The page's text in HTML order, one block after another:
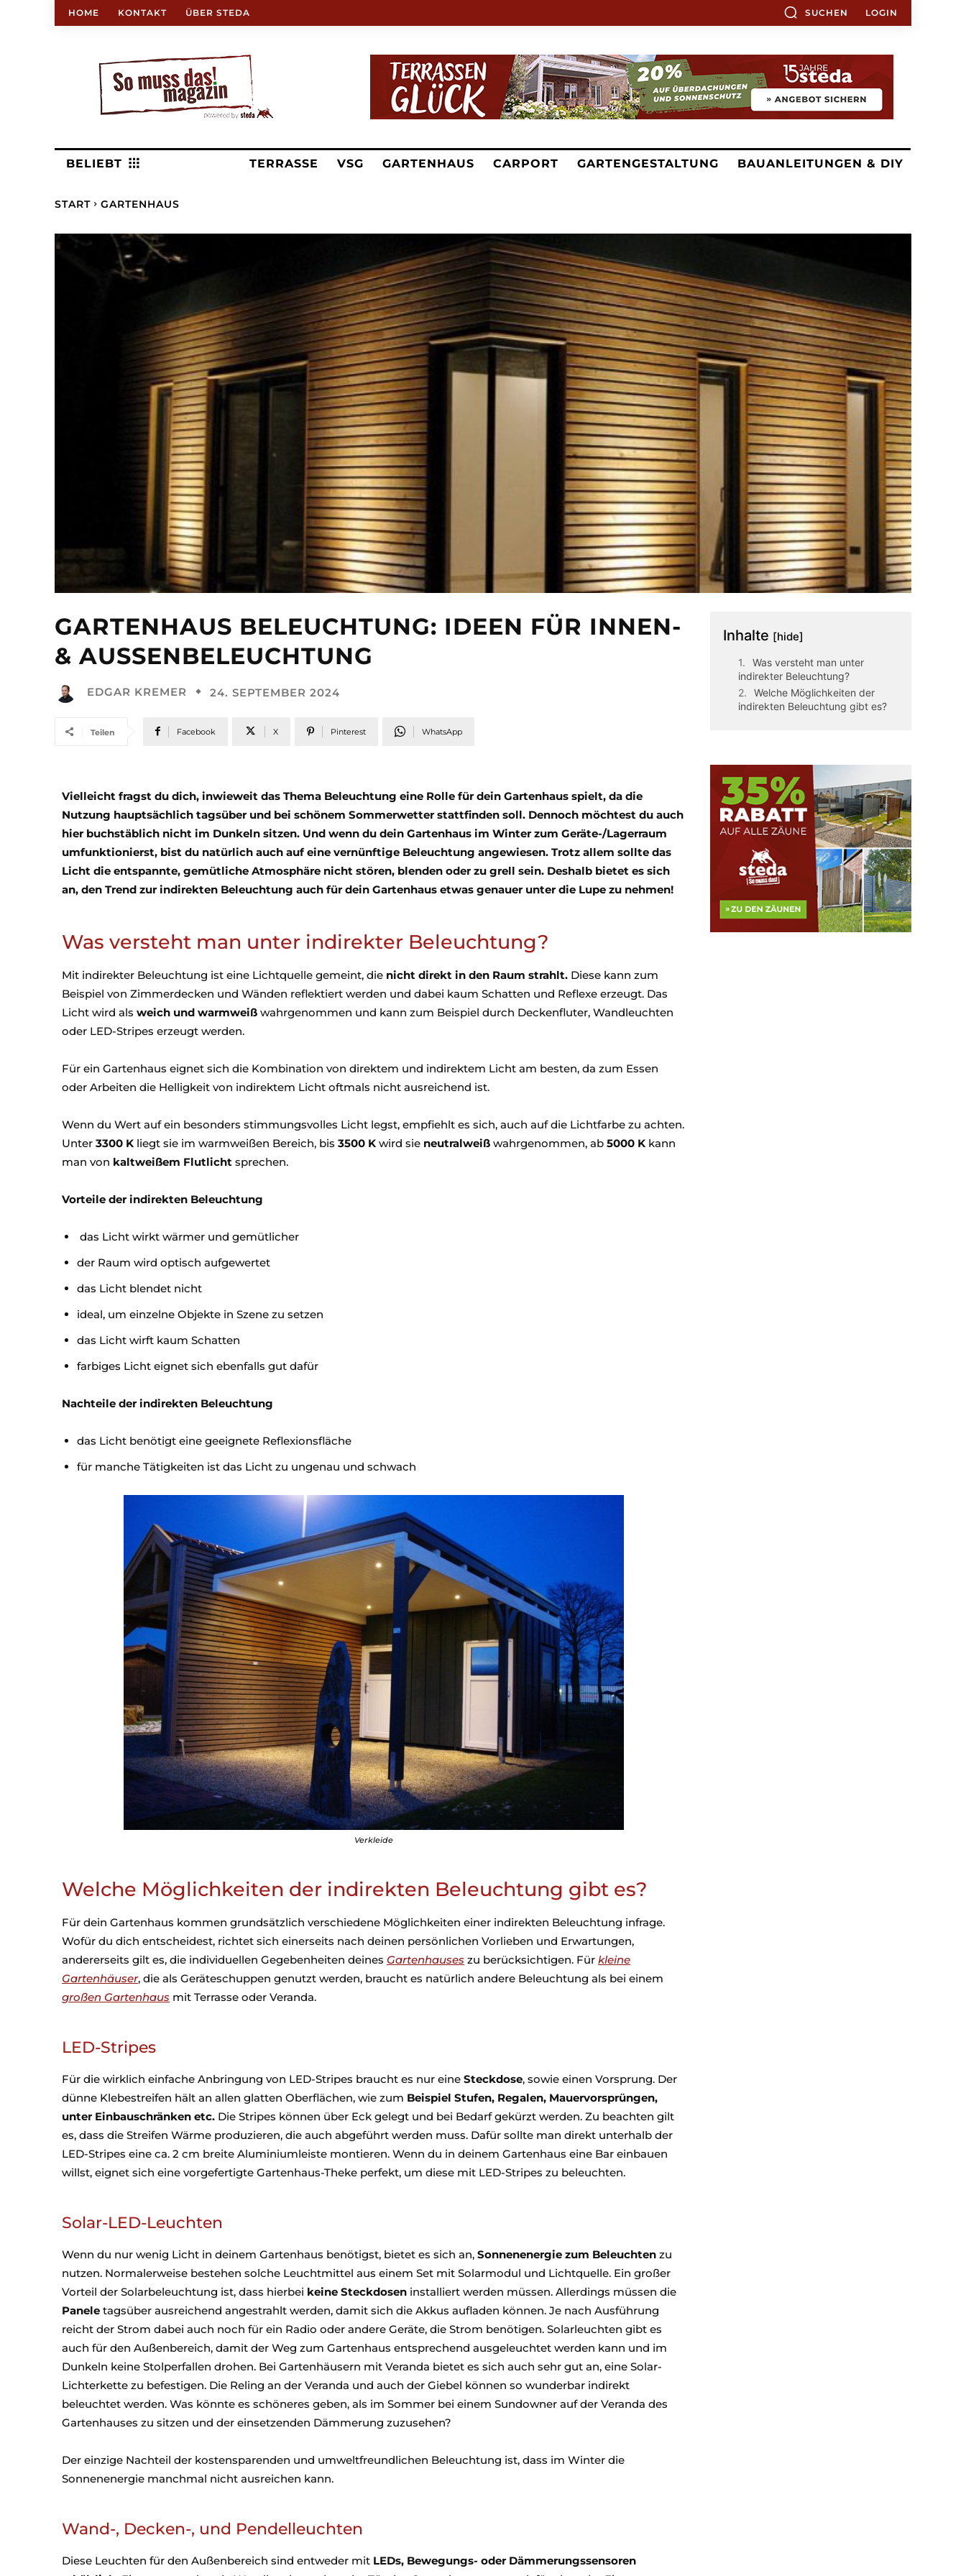
HOME KONTAKT ÜBER STEDA SUCHEN LOGIN
BELIEBT TERRASSE VSG GARTENHAUS CARPORT GARTENGESTALTUNG BAUANLEITUNGEN & DIY
START GARTENHAUS
GARTENHAUS BELEUCHTUNG: IDEEN FÜR INNEN-
& AUSSENBELEUCHTUNG
EDGAR KREMER 24. SEPTEMBER 2024
Teilen Facebook X Pinterest WhatsApp
Vielleicht fragst du dich, inwieweit das Thema Beleuchtung eine Rolle für dein Gartenhaus spielt, da die
Nutzung hauptsächlich tagsüber und bei schönem Sommerwetter stattfinden soll. Dennoch möchtest du auch
hier buchstäblich nicht im Dunkeln sitzen. Und wenn du dein Gartenhaus im Winter zum Geräte-/Lagerraum
umfunktionierst, bist du natürlich auch auf eine vernünftige Beleuchtung angewiesen. Trotz allem sollte das
Licht die entspannte, gemütliche Atmosphäre nicht stören, blenden oder zu grell sein. Deshalb bietet es sich
an, den Trend zur indirekten Beleuchtung auch für dein Gartenhaus etwas genauer unter die Lupe zu nehmen!
Was versteht man unter indirekter Beleuchtung?
Mit indirekter Beleuchtung ist eine Lichtquelle gemeint, die nicht direkt in den Raum strahlt. Diese kann zum
Beispiel von Zimmerdecken und Wänden reflektiert werden und dabei kaum Schatten und Reflexe erzeugt. Das
Licht wird als weich und warmweiß wahrgenommen und kann zum Beispiel durch Deckenfluter, Wandleuchten
oder LED-Stripes erzeugt werden.
Für ein Gartenhaus eignet sich die Kombination von direktem und indirektem Licht am besten, da zum Essen
oder Arbeiten die Helligkeit von indirektem Licht oftmals nicht ausreichend ist.
Wenn du Wert auf ein besonders stimmungsvolles Licht legst, empfiehlt es sich, auch auf die Lichtfarbe zu achten.
Unter 3300 K liegt sie im warmweißen Bereich, bis 3500 K wird sie neutralweiß wahrgenommen, ab 5000 K kann
man von kaltweißem Flutlicht sprechen.
Vorteile der indirekten Beleuchtung
das Licht wirkt wärmer und gemütlicher
der Raum wird optisch aufgewertet
das Licht blendet nicht
ideal, um einzelne Objekte in Szene zu setzen
das Licht wirft kaum Schatten
farbiges Licht eignet sich ebenfalls gut dafür
Nachteile der indirekten Beleuchtung
das Licht benötigt eine geeignete Reflexionsfläche
für manche Tätigkeiten ist das Licht zu ungenau und schwach
Verkleide
Welche Möglichkeiten der indirekten Beleuchtung gibt es?
Für dein Gartenhaus kommen grundsätzlich verschiedene Möglichkeiten einer indirekten Beleuchtung infrage.
Wofür du dich entscheidest, richtet sich einerseits nach deinen persönlichen Vorlieben und Erwartungen,
andererseits gilt es, die individuellen Gegebenheiten deines Gartenhauses zu berücksichtigen. Für kleine
Gartenhäuser, die als Geräteschuppen genutzt werden, braucht es natürlich andere Beleuchtung als bei einem
großen Gartenhaus mit Terrasse oder Veranda.
LED-Stripes
Für die wirklich einfache Anbringung von LED-Stripes braucht es nur eine Steckdose, sowie einen Vorsprung. Der
dünne Klebestreifen hält an allen glatten Oberflächen, wie zum Beispiel Stufen, Regalen, Mauervorsprüngen,
unter Einbauschränken etc. Die Stripes können über Eck gelegt und bei Bedarf gekürzt werden. Zu beachten gilt
es, dass die Streifen Wärme produzieren, die auch abgeführt werden muss. Dafür sollte man direkt unterhalb der
LED-Stripes eine ca. 2 cm breite Aluminiumleiste montieren. Wenn du in deinem Gartenhaus eine Bar einbauen
willst, eignet sich eine vorgefertigte Gartenhaus-Theke perfekt, um diese mit LED-Stripes zu beleuchten.
Solar-LED-Leuchten
Wenn du nur wenig Licht in deinem Gartenhaus benötigst, bietet es sich an, Sonnenenergie zum Beleuchten zu
nutzen. Normalerweise bestehen solche Leuchtmittel aus einem Set mit Solarmodul und Lichtquelle. Ein großer
Vorteil der Solarbeleuchtung ist, dass hierbei keine Steckdosen installiert werden müssen. Allerdings müssen die
Panele tagsüber ausreichend angestrahlt werden, damit sich die Akkus aufladen können. Je nach Ausführung
reicht der Strom dabei auch noch für ein Radio oder andere Geräte, die Strom benötigen. Solarleuchten gibt es
auch für den Außenbereich, damit der Weg zum Gartenhaus entsprechend ausgeleuchtet werden kann und im
Dunkeln keine Stolperfallen drohen. Bei Gartenhäusern mit Veranda bietet es sich auch sehr gut an, eine Solar-
Lichterkette zu befestigen. Die Reling an der Veranda und auch der Giebel können so wunderbar indirekt
beleuchtet werden. Was könnte es schöneres geben, als im Sommer bei einem Sundowner auf der Veranda des
Gartenhauses zu sitzen und der einsetzenden Dämmerung zuzusehen?
Der einzige Nachteil der kostensparenden und umweltfreundlichen Beleuchtung ist, dass im Winter die
Sonnenenergie manchmal nicht ausreichen kann.
Wand-, Decken-, und Pendelleuchten
Diese Leuchten für den Außenbereich sind entweder mit LEDs, Bewegungs- oder Dämmerungssensoren
Inhalte [hide]
Was versteht man unter
indirekter Beleuchtung?
Welche Möglichkeiten der
indirekten Beleuchtung gibt es?